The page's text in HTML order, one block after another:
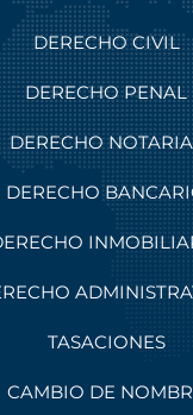
DERECHO CIVIL
DERECHO PENAL
DERECHO
DERECHO
TASACIONES
CAMBIO DE